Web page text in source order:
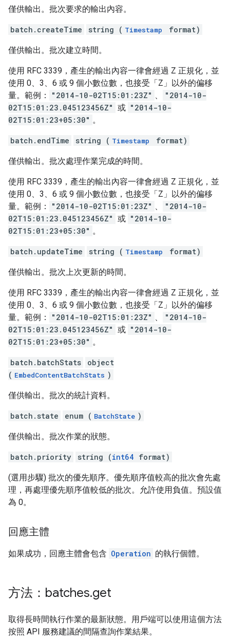
僅供輸出。批次要求的輸出內容。
batch.createTime string ( Timestamp format)
僅供輸出。批次建立時間。
使用 RFC 3339，產生的輸出內容一律會經過 Z 正規化，並
使用 0、3、6 或 9 個小數位數，也接受「Z」以外的偏移
量。範例：
"2014-10-02T15:01:23Z" 、
"2014-10-
02T15:01:23.045123456Z" 或 "2014-10-
02T15:01:23+05:30" 。
batch.endTime string ( Timestamp format)
僅供輸出。批次處理作業完成的時間。
使用 RFC 3339，產生的輸出內容一律會經過 Z 正規化，並
使用 0、3、6 或 9 個小數位數，也接受「Z」以外的偏移
量。範例：
"2014-10-02T15:01:23Z" 、
"2014-10-
02T15:01:23.045123456Z" 或 "2014-10-
02T15:01:23+05:30" 。
batch.updateTime string ( Timestamp format)
僅供輸出。批次上次更新的時間。
使用 RFC 3339，產生的輸出內容一律會經過 Z 正規化，並
使用 0、3、6 或 9 個小數位數，也接受「Z」以外的偏移
量。範例：
"2014-10-02T15:01:23Z" 、
"2014-10-
02T15:01:23.045123456Z" 或 "2014-10-
02T15:01:23+05:30" 。
batch.batchStats
object
( EmbedContentBatchStats )
僅供輸出。批次的統計資料。
batch.state enum ( BatchState )
僅供輸出。批次作業的狀態。
batch.priority string (int64 format)
(選用步驟) 批次的優先順序。優先順序值較高的批次會先處
理，再處理優先順序值較低的批次。允許使用負值。預設值
為 0。
回應主體
如果成功，回應主體會包含 Operation 的執行個體。
方法：batches.get
取得長時間執行作業的最新狀態。用戶端可以使用這個方法
按照 API 服務建議的間隔查詢作業結果。